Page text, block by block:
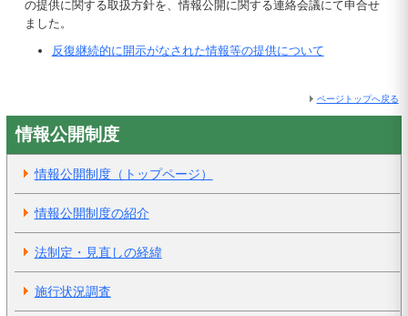
の提供に関する取扱方針を、情報公開に関する連絡会議にて申合せ
ました。
反復継続的に開示がなされた情報等の提供について
ページトップへ戻る
情報公開制度
情報公開制度（トップページ）
情報公開制度の紹介
法制定・見直しの経緯
施行状況調査